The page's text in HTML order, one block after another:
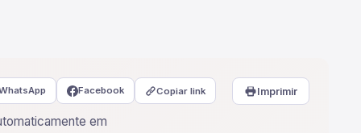
em
Imprimir
Facebook Copiar link